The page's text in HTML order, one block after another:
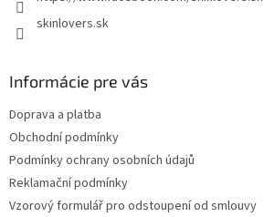
skinlovers.sk
Informácie pre vás
Doprava a platba
Obchodní podmínky
Podmínky ochrany osobních údajů
Reklamační podmínky
Vzorový formulář pro odstoupení od smlouvy